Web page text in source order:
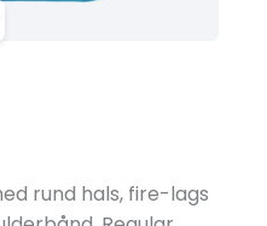
rund hals, fire-lags